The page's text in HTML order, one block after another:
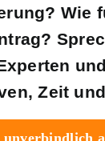
Wie
Zeit
unverbindlich